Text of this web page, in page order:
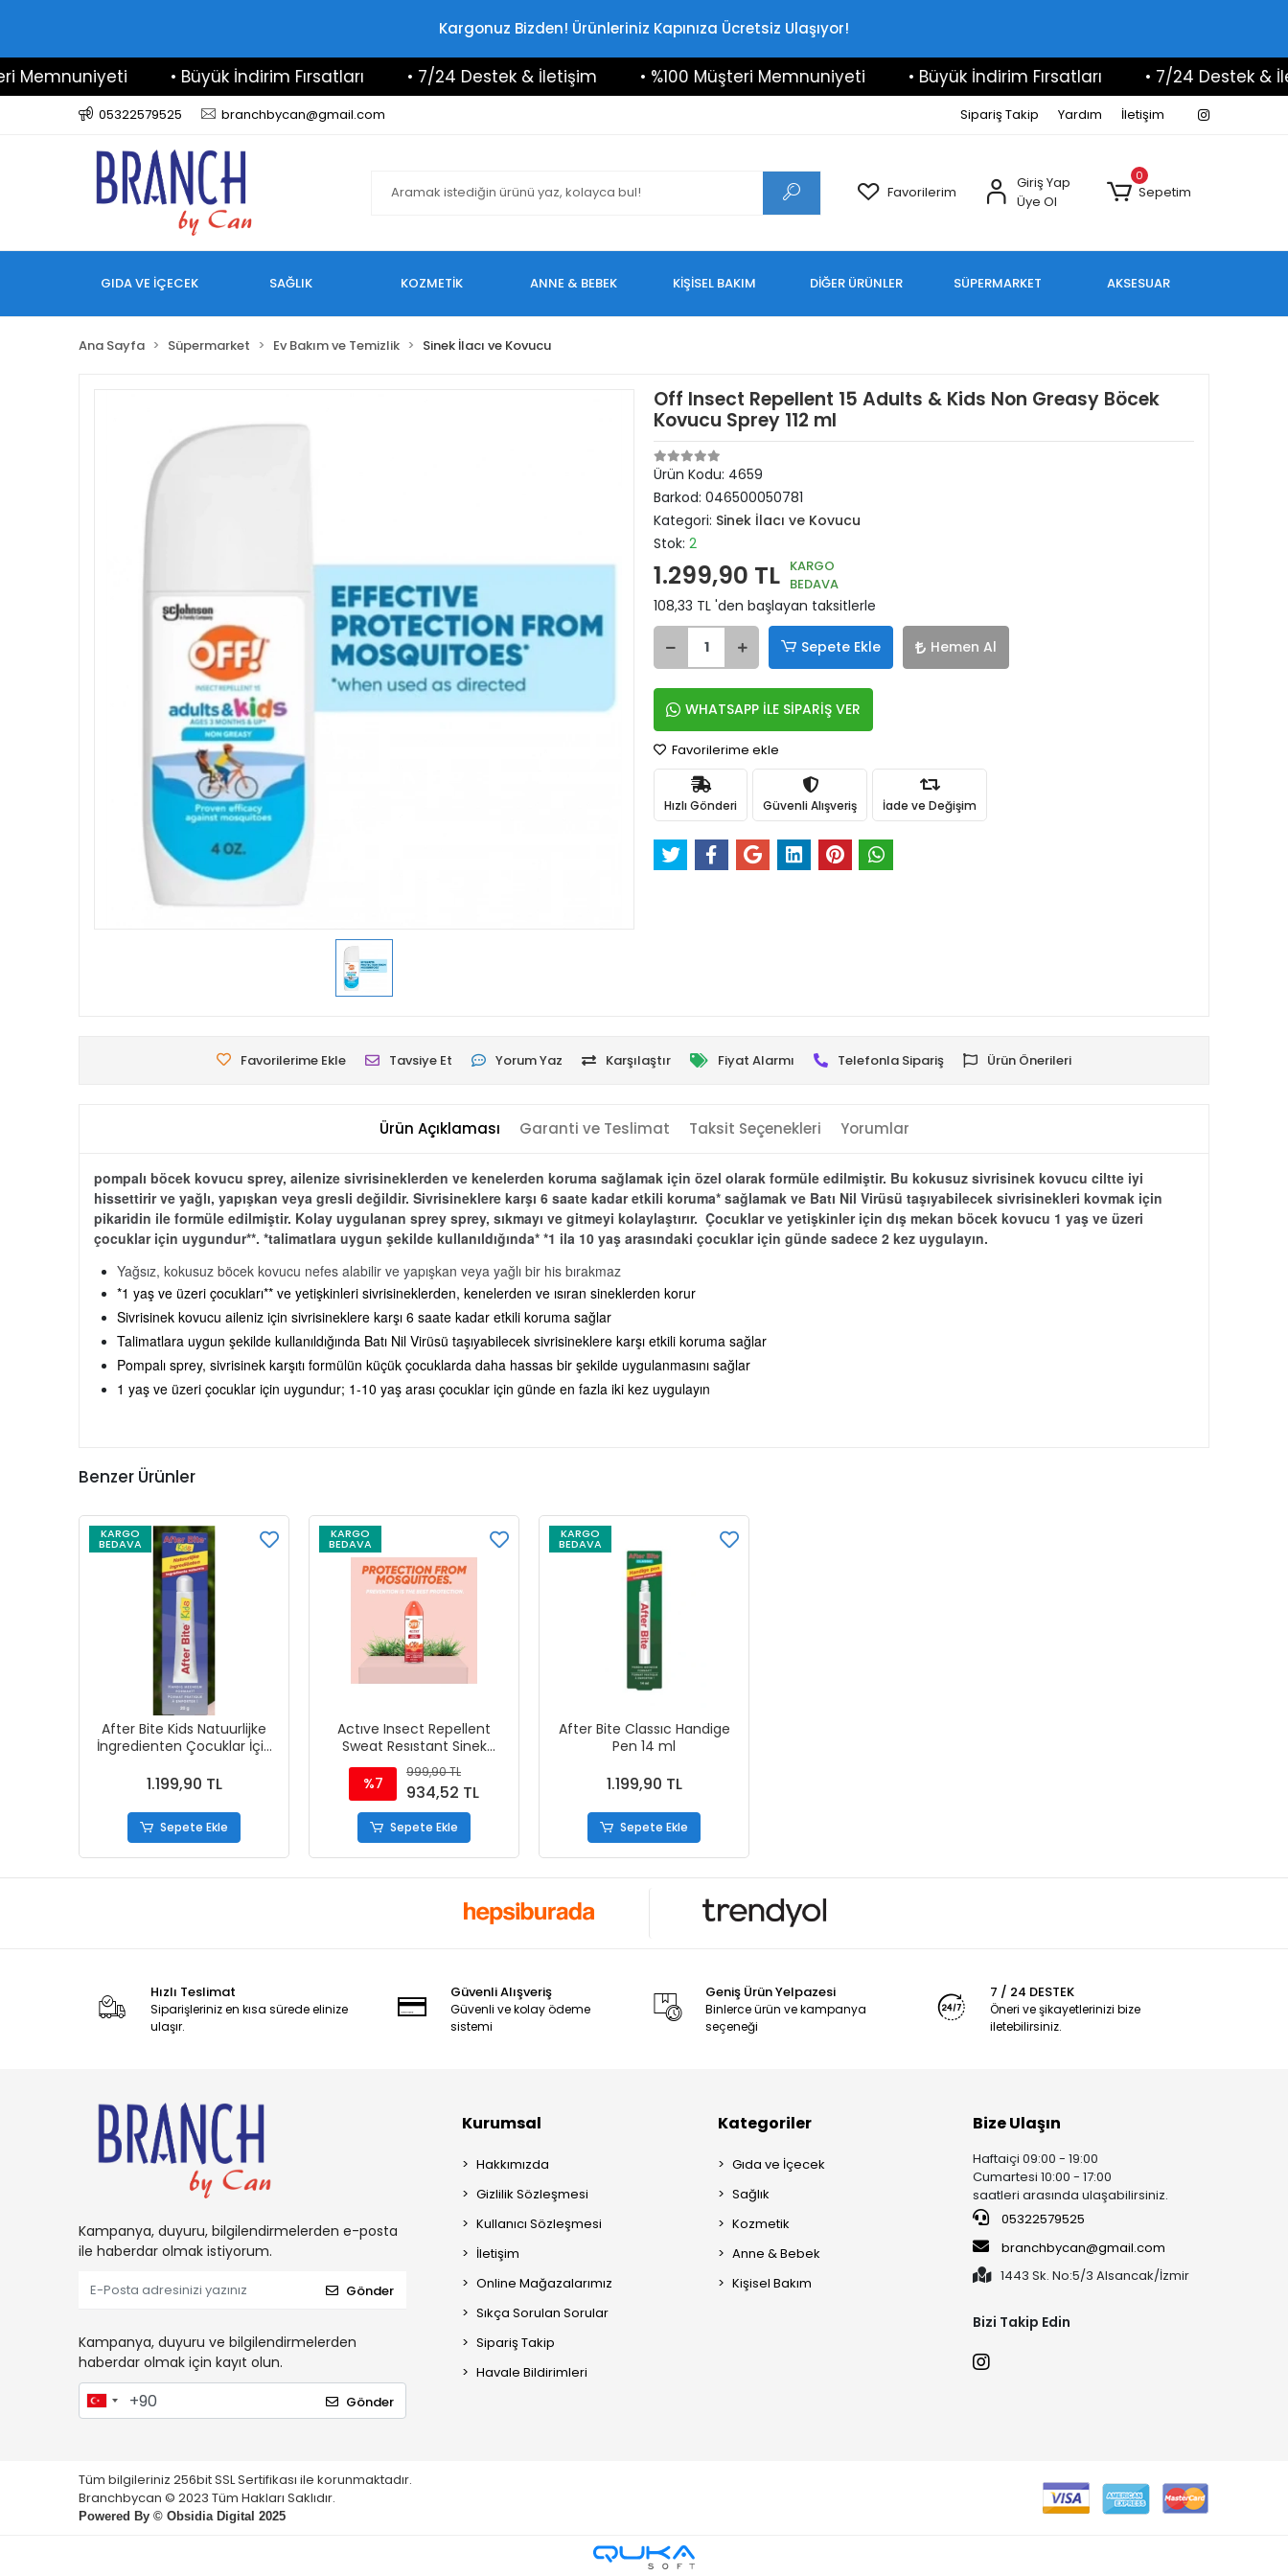
Kargonuz Bizden! Ürünleriniz Kapınıza Ücretsiz Ulaşıyor!
• Büyük İndirim Fırsatları • 7/24 Destek & İletişim • %100 Müşteri Memnuniyeti • Büyük İndirim Fırsatları • 7/24 Destek &
05322579525 branchbycan@gmail.com Sipariş Takip Yardım İletişim
Favorilerim
Giriş Yap
Üye Ol
0
Sepetim
GIDA VE İÇECEK SAĞLIK KOZMETİK ANNE & BEBEK KİŞİSEL BAKIM DİĞER ÜRÜNLER SÜPERMARKET AKSESUAR
Ana Sayfa Süpermarket Ev Bakım ve Temizlik Sinek İlacı ve Kovucu
Off Insect Repellent 15 Adults & Kids Non Greasy Böcek
Kovucu Sprey 112 ml
Ürün Kodu: 4659
Barkod: 046500050781
Kategori: Sinek İlacı ve Kovucu
Stok: 2
1.299,90 TL KARGO
BEDAVA
108,33 TL 'den başlayan taksitlerle
Sepete Ekle Hemen Al
WHATSAPP İLE SİPARİŞ VER
Favorilerime ekle
Hızlı Gönderi Güvenli Alışveriş İade ve Değişim
Favorilerime Ekle Tavsiye Et Yorum Yaz Karşılaştır Fiyat Alarmı Telefonla Sipariş Ürün Önerileri
Ürün Açıklaması Garanti ve Teslimat Taksit Seçenekleri Yorumlar
pompalı böcek kovucu sprey, ailenize sivrisineklerden ve kenelerden koruma sağlamak için özel olarak formüle edilmiştir. Bu kokusuz sivrisinek kovucu ciltte iyi
hissettirir ve yağlı, yapışkan veya gresli değildir. Sivrisineklere karşı 6 saate kadar etkili koruma* sağlamak ve Batı Nil Virüsü taşıyabilecek sivrisinekleri kovmak için
pikaridin ile formüle edilmiştir. Kolay uygulanan sprey sprey, sıkmayı ve gitmeyi kolaylaştırır. Çocuklar ve yetişkinler için dış mekan böcek kovucu 1 yaş ve üzeri
çocuklar için uygundur**. *talimatlara uygun şekilde kullanıldığında* *1 ila 10 yaş arasındaki çocuklar için günde sadece 2 kez uygulayın.
Yağsız, kokusuz böcek kovucu nefes alabilir ve yapışkan veya yağlı bir his bırakmaz
*1 yaş ve üzeri çocukları** ve yetişkinleri sivrisineklerden, kenelerden ve ısıran sineklerden korur
Sivrisinek kovucu aileniz için sivrisineklere karşı 6 saate kadar etkili koruma sağlar
Talimatlara uygun şekilde kullanıldığında Batı Nil Virüsü taşıyabilecek sivrisineklere karşı etkili koruma sağlar
Pompalı sprey, sivrisinek karşıtı formülün küçük çocuklarda daha hassas bir şekilde uygulanmasını sağlar
1 yaş ve üzeri çocuklar için uygundur; 1-10 yaş arası çocuklar için günde en fazla iki kez uygulayın
Benzer Ürünler
KARGO
BEDAVA
After Bite Kids Natuurlijke
İngredienten Çocuklar İçin
Krem 20 gr
1.199,90 TL
Sepete Ekle
KARGO
BEDAVA
Actıve Insect Repellent
Sweat Resıstant Sinek
Kovucu 170 ml
%7
999,90 TL
934,52 TL
Sepete Ekle
KARGO
BEDAVA
After Bite Classıc Handige
Pen 14 ml
1.199,90 TL
Sepete Ekle
Hızlı Teslimat
Siparişleriniz en kısa sürede elinize
ulaşır.
Güvenli Alışveriş
Güvenli ve kolay ödeme
sistemi
Geniş Ürün Yelpazesi
Binlerce ürün ve kampanya
seçeneği
7 / 24 DESTEK
Öneri ve şikayetlerinizi bize
iletebilirsiniz.
Kampanya, duyuru, bilgilendirmelerden e-posta
ile haberdar olmak istiyorum.
Gönder
Kampanya, duyuru ve bilgilendirmelerden
haberdar olmak için kayıt olun.
Gönder
Kurumsal
Hakkımızda
Gizlilik Sözleşmesi
Kullanıcı Sözleşmesi
İletişim
Online Mağazalarımız
Sıkça Sorulan Sorular
Sipariş Takip
Havale Bildirimleri
Kategoriler
Gıda ve İçecek
Sağlık
Kozmetik
Anne & Bebek
Kişisel Bakım
Bize Ulaşın
Haftaiçi 09:00 - 19:00
Cumartesi 10:00 - 17:00
saatleri arasında ulaşabilirsiniz.
05322579525
branchbycan@gmail.com
1443 Sk. No:5/3 Alsancak/İzmir
Bizi Takip Edin
Tüm bilgileriniz 256bit SSL Sertifikası ile korunmaktadır.
Branchbycan © 2023 Tüm Hakları Saklıdır.
Powered By © Obsidia Digital 2025